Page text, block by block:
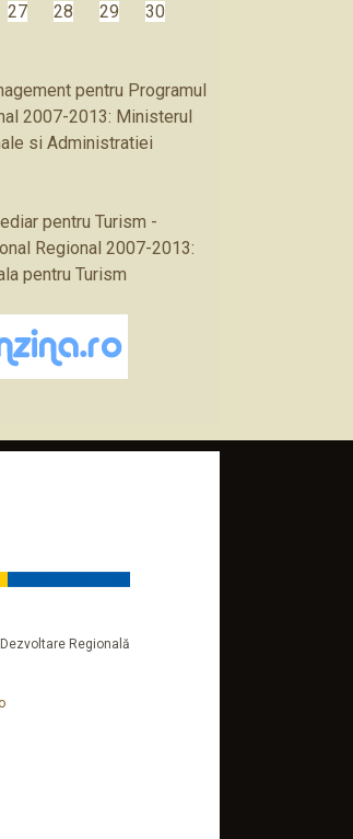
27 28 29
30
pentru Programul
2007-2013: Ministerul
si Administratiei
pentru Turism -
Regional 2007-2013:
pentru Turism
Regională